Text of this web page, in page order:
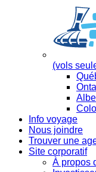
(vols
Info voyage
Nous joindre
Trouver une
Site corporatif
À propos